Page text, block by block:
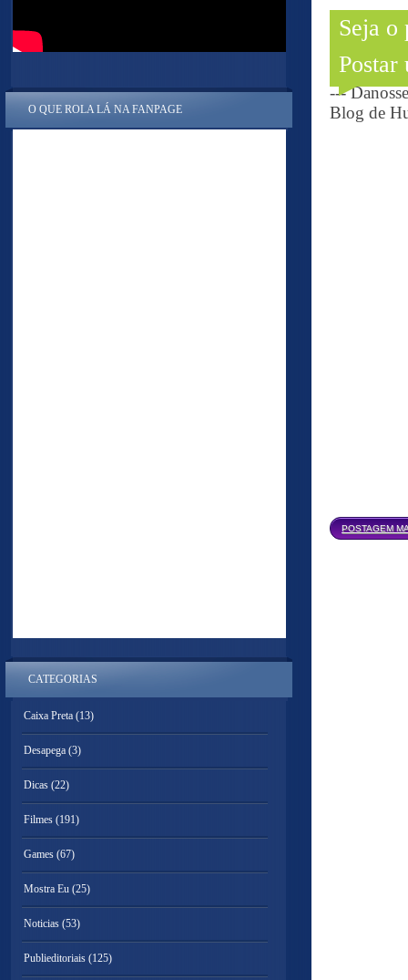
Seja o
Postar
---
Blog de
POSTAGEM
O QUE ROLA LÁ NA FANPAGE
CATEGORIAS
Caixa Preta (13)
Desapega (3)
Dicas (22)
Filmes (191)
Games (67)
Mostra Eu (25)
Noticias (53)
Publieditoriais (125)